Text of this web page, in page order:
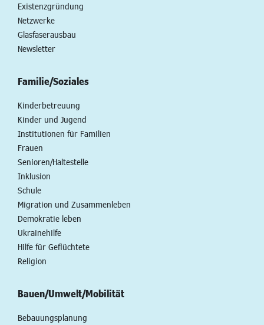
Existenzgründung
Netzwerke
Glasfaserausbau
Newsletter
Familie/Soziales
Kinderbetreuung
Kinder und Jugend
Institutionen für Familien
Frauen
Senioren/Haltestelle
Inklusion
Schule
Migration und Zusammenleben
Demokratie leben
Ukrainehilfe
Hilfe für Geflüchtete
Religion
Bauen/Umwelt/Mobilität
Bebauungsplanung